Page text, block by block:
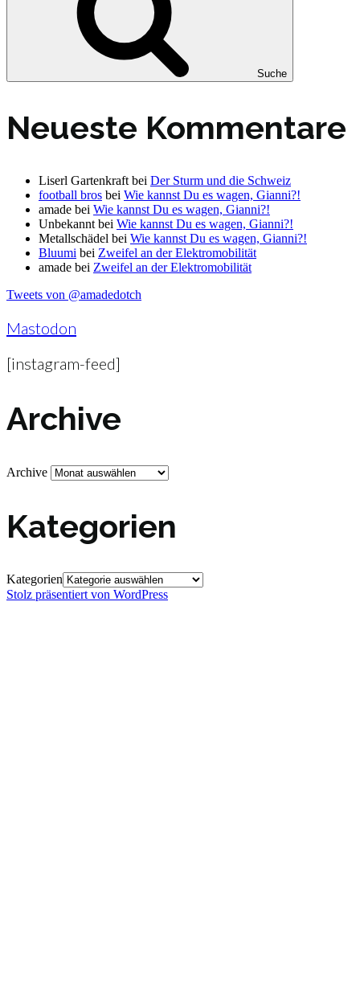
Suche
Neueste Kommentare
Liserl Gartenkraft bei Der Sturm und die Schweiz
football bros bei Wie kannst Du es wagen, Gianni?!
amade bei Wie kannst Du es wagen, Gianni?!
Unbekannt bei Wie kannst Du es wagen, Gianni?!
Metallschädel bei Wie kannst Du es wagen, Gianni?!
Bluumi bei Zweifel an der Elektromobilität
amade bei Zweifel an der Elektromobilität
Tweets von @amadedotch
Mastodon
[instagram-feed]
Archive
Archive
Kategorien
Kategorien
Stolz präsentiert von WordPress